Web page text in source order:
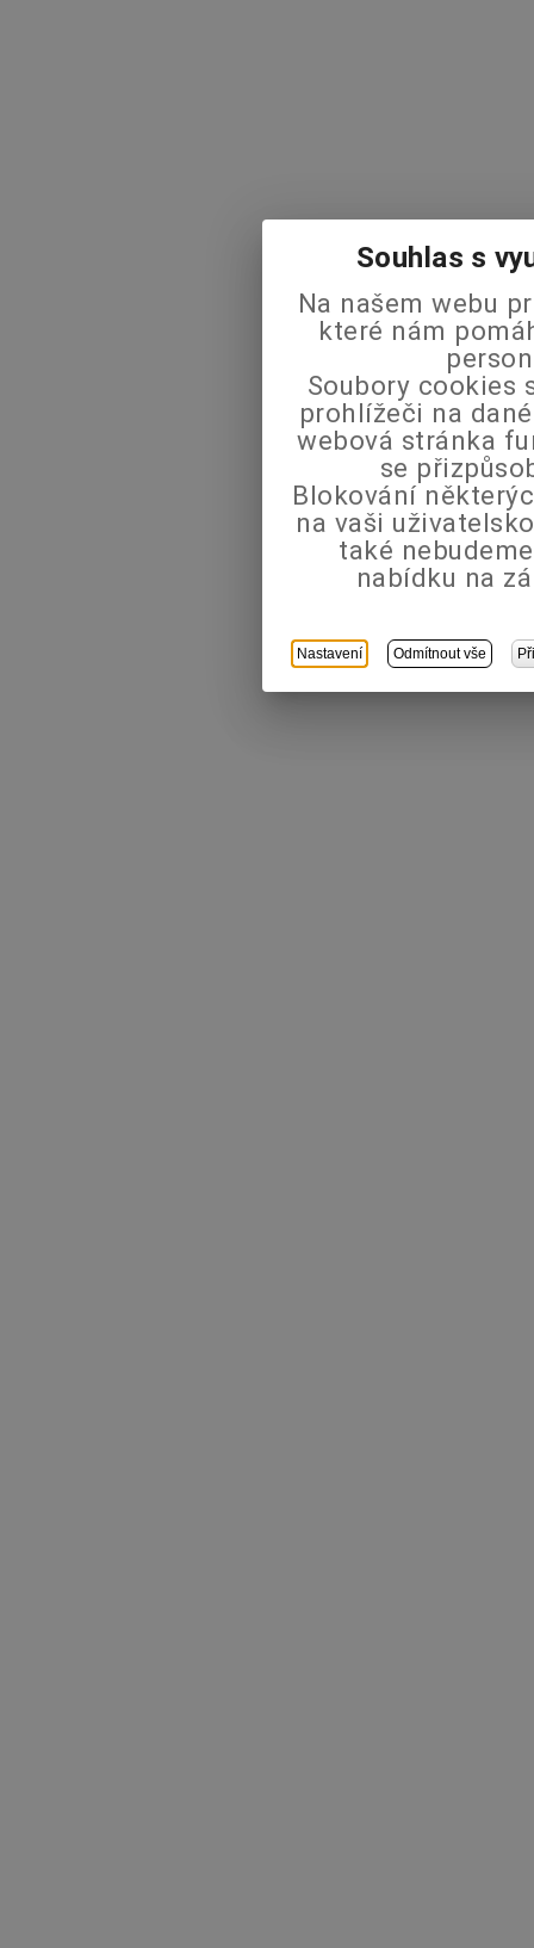
Souhlas s
Na našem webu
které nám
Soubory cookies
prohlížeči na
webová stránka
se
Blokování
na vaši
také
nabídku na
Nastavení Odmítnout vše